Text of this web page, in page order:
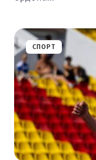
СПОРТ